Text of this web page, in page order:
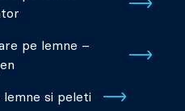
pe lemne –
lemne si peleti